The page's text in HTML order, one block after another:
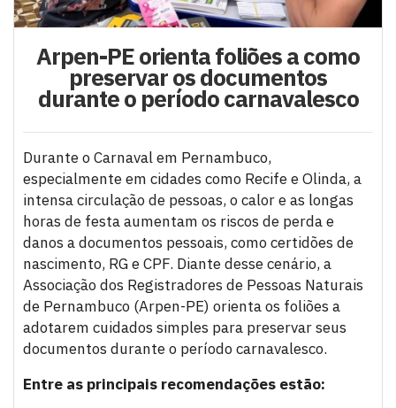
Arpen-PE orienta foliões a como
preservar os documentos
durante o período carnavalesco
Durante o Carnaval em Pernambuco,
especialmente em cidades como Recife e Olinda, a
intensa circulação de pessoas, o calor e as longas
horas de festa aumentam os riscos de perda e
danos a documentos pessoais, como certidões de
nascimento, RG e CPF. Diante desse cenário, a
Associação dos Registradores de Pessoas Naturais
de Pernambuco (Arpen-PE) orienta os foliões a
adotarem cuidados simples para preservar seus
documentos durante o período carnavalesco.
Entre as principais recomendações estão: